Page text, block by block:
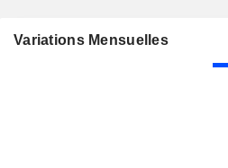
Variations Mensuelles